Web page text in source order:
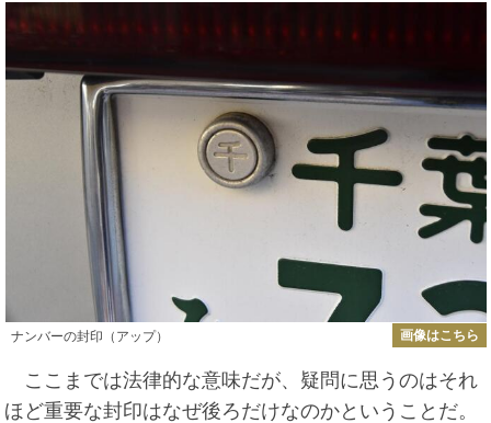
ナンバーの封印（アップ） 画像はこちら
ここまでは法律的な意味だが、疑問に思うのはそれ
ほど重要な封印はなぜ後ろだけなのかということだ。